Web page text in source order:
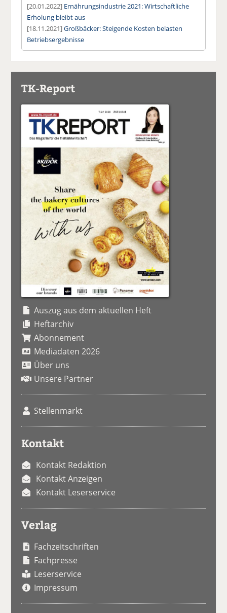
[20.01.2022] Ernährungsindustrie 2021: Wirtschaftliche
Erholung bleibt aus
[18.11.2021]Großbäcker: Steigende Kosten belasten
Betriebsergebnisse
TK-Report
Auszug aus dem aktuellen Heft
Heftarchiv
Abonnement
Mediadaten 2026
Über uns
Unsere Partner
Stellenmarkt
Kontakt
Kontakt Redaktion
Kontakt Anzeigen
Kontakt Leserservice
Verlag
Fachzeitschriften
Fachpresse
Leserservice
Impressum